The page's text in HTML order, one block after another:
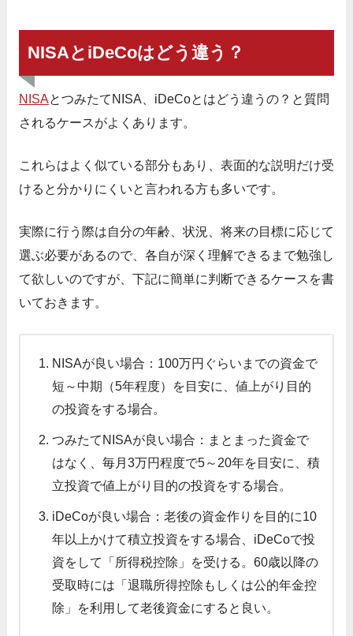
NISAとiDeCoはどう違う？
NISAとつみたてNISA、iDeCoとはどう違うの？と質問
されるケースがよくあります。
これらはよく似ている部分もあり、表面的な説明だけ受
けると分かりにくいと言われる方も多いです。
実際に行う際は自分の年齢、状況、将来の目標に応じて
選ぶ必要があるので、各自が深く理解できるまで勉強し
て欲しいのですが、下記に簡単に判断できるケースを書
いておきます。
NISAが良い場合：100万円ぐらいまでの資金で
短～中期（5年程度）を目安に、値上がり目的
の投資をする場合。
つみたてNISAが良い場合：まとまった資金で
はなく、毎月3万円程度で5～20年を目安に、積
立投資で値上がり目的の投資をする場合。
iDeCoが良い場合：老後の資金作りを目的に10
年以上かけて積立投資をする場合、iDeCoで投
資をして「所得税控除」を受ける。60歳以降の
受取時には「退職所得控除もしくは公的年金控
除」を利用して老後資金にすると良い。